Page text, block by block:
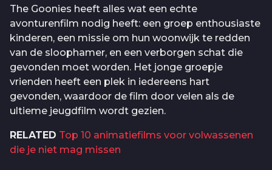
The Goonies heeft alles wat een echte
avonturenfilm nodig heeft: een groep enthousiaste
kinderen, een missie om hun woonwijk te redden
van de sloophamer, en een verborgen schat die
gevonden moet worden. Het jonge groepje
vrienden heeft een plek in iedereens hart
gevonden, waardoor de film door velen als de
ultieme jeugdfilm wordt gezien.
RELATED Top 10 animatiefilms voor volwassenen
die je niet mag missen